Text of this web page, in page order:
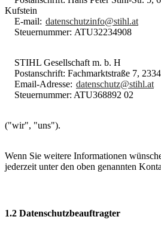
Kufstein
E-mail: datenschutzinfo@stihl.at
Steuernummer: ATU32234908
STIHL Gesellschaft m. b. H
Postanschrift: Fachmarktstraße 7,
Email-Adresse: datenschutz@stihl.at
Steuernummer: ATU368892 02
("wir", "uns").
Wenn Sie weitere Informationen
jederzeit unter den oben genannten
1.2 Datenschutzbeauftragter